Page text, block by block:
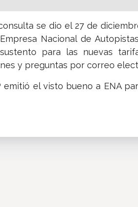
se dio el 27 de
Nacional de
para las nuevas
y preguntas por correo
emitió el visto bueno a ENA